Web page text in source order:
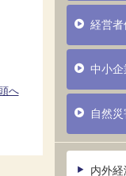
へ
経営者
中小
自然
内外